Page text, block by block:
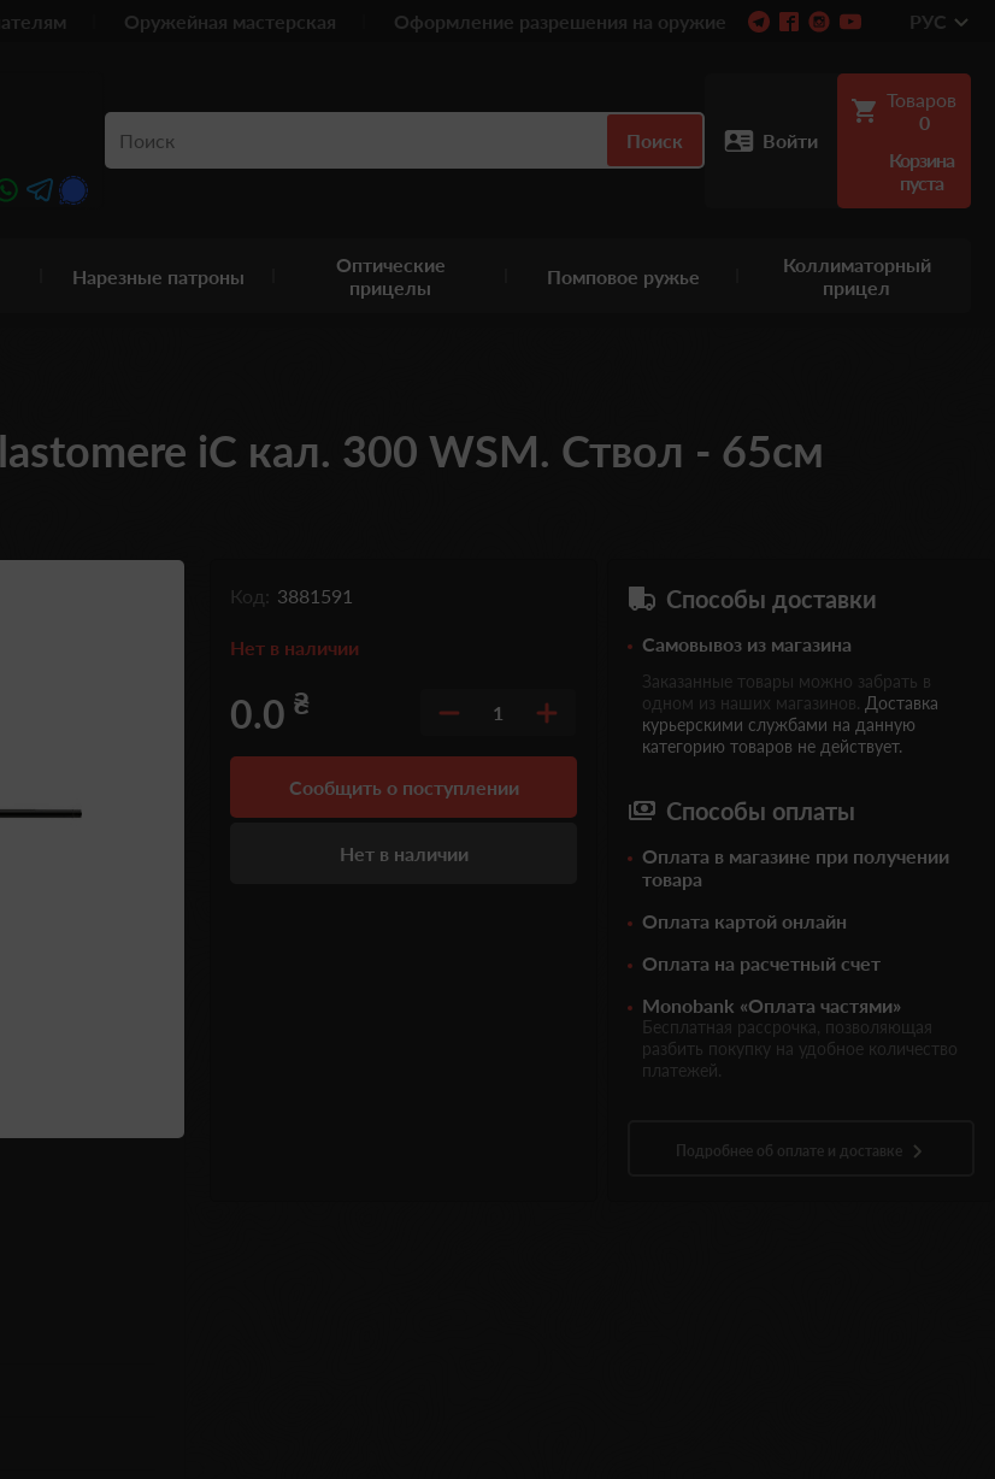
Оружейная мастерская Оформление разрешения на оружие РУС
Поиск Войти
Товаров
0
Корзина
пуста
Нарезные патроны
Оптические
прицелы
Помповое ружье
Коллиматорный
прицел
iC кал. 300 WSM. Ствол - 65см
Код: 3881591
Нет в наличии
0.0 ₴ 1
Сообщить о поступлении
Нет в наличии
Способы доставки
Самовывоз из магазина
Заказанные товары можно забрать в
одном из наших магазинов. Доставка
курьерскими службами на данную
категорию товаров не действует.
Способы оплаты
Оплата в магазине при получении
товара
Оплата картой онлайн
Оплата на расчетный счет
Monobank «Оплата частями»
Бесплатная рассрочка, позволяющая
разбить покупку на удобное количество
платежей.
Подробнее об оплате и доставке